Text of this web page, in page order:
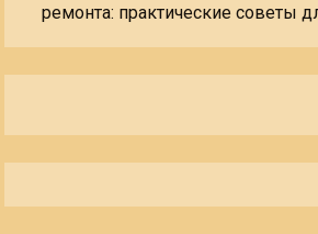
ремонта: практические советы